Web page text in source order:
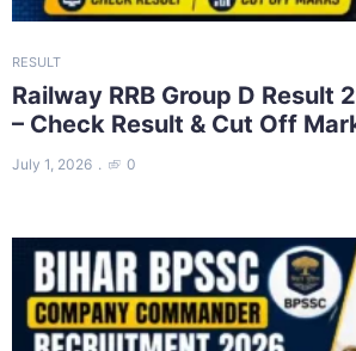
RESULT
Railway RRB Group D Result
– Check Result & Cut Off
July 1, 2026 0